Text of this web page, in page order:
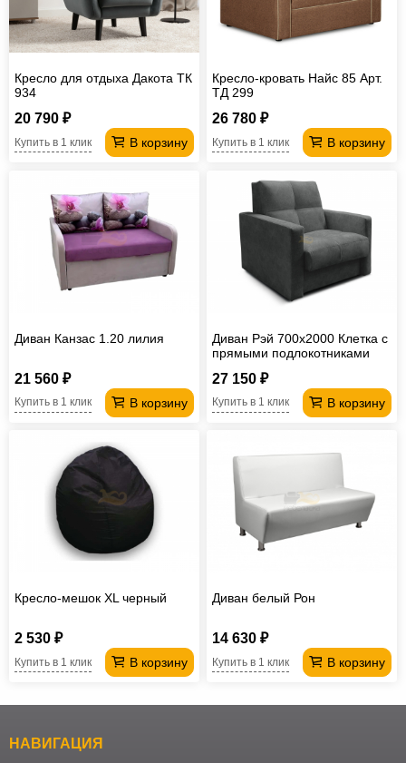
Кресло для отдыха Дакота ТК
934
20 790 ₽
В корзину
Купить в 1 клик
Кресло-кровать Найс 85 Арт.
ТД 299
26 780 ₽
В корзину
Купить в 1 клик
Диван Канзас 1.20 лилия
21 560 ₽
В корзину
Купить в 1 клик
Диван Рэй 700х2000 Клетка с
прямыми подлокотниками
27 150 ₽
В корзину
Купить в 1 клик
Кресло-мешок XL черный
2 530 ₽
В корзину
Купить в 1 клик
Диван белый Рон
14 630 ₽
В корзину
Купить в 1 клик
НАВИГАЦИЯ